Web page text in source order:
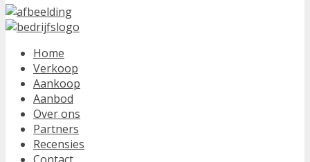
Home
Verkoop
Aankoop
Aanbod
Over ons
Partners
Recensies